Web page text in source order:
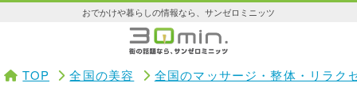
おでかけや暮らしの情報なら、サンゼロミニッツ
TOP 全国の美容 全国のマッサージ・整体・リラク